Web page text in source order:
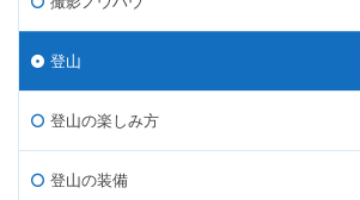
登山
登山の楽しみ方
登山の装備